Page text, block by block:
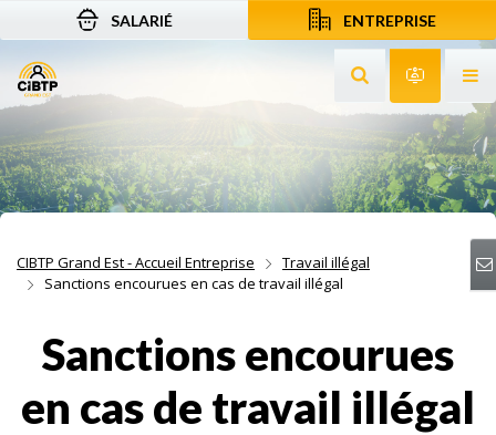
Aller au contenu
Aller à la recherche
Aller à la navigation
SALARIÉ ENTREPRISE
Rechercher sur
CIBTP Grand Est - Accueil Entreprise
Travail illégal
Sanctions encourues en cas de travail illégal
Sanctions encourues
en cas de travail illégal